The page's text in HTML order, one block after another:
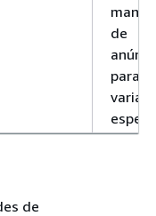
de
para a
de